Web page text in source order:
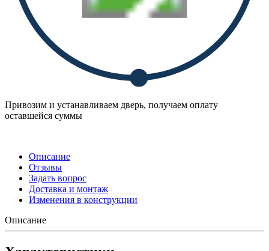
Привозим и устанавливаем дверь, получаем оплату
оставшейся суммы
Описание
Отзывы
Задать вопрос
Доставка и монтаж
Изменения в конструкции
Описание